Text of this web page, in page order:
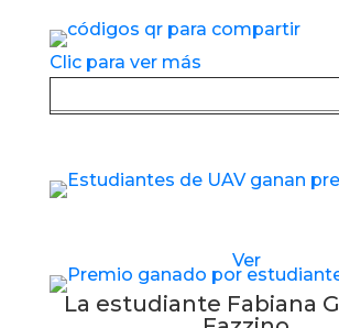
Clic para ver más
Ver
La estudiante Fabiana